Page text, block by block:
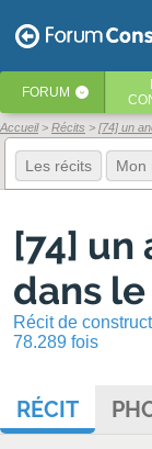
FORUM ‹
Accueil Récits [74] un
Les récits Mon
[74] un
dans le
Récit de
78.289 fois
RÉCIT